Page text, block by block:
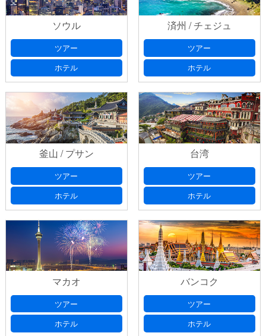
ソウル
ツアー
ホテル
済州 / チェジュ
ツアー
ホテル
釜山 / プサン
ツアー
ホテル
台湾
ツアー
ホテル
マカオ
ツアー
ホテル
バンコク
ツアー
ホテル